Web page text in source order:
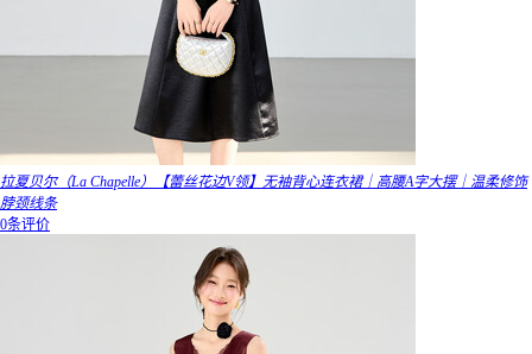
拉夏贝尔（La Chapelle）【蕾丝花边V领】无袖背心连衣裙｜高腰A字大摆｜温柔修饰
脖颈线条
0条评价